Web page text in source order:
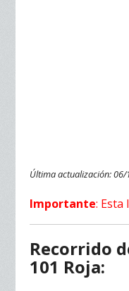
Última actualización:
Importante: Esta
Recorrido
101 Roja: